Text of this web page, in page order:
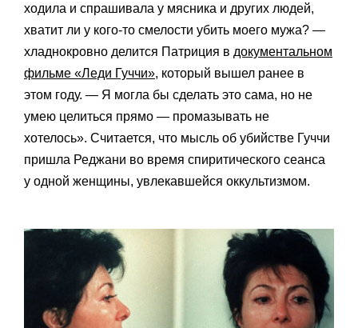
ходила и спрашивала у мясника и других людей,
хватит ли у кого-то смелости убить моего мужа? —
хладнокровно делится Патриция в документальном
фильме «Леди Гуччи», который вышел ранее в
этом году. — Я могла бы сделать это сама, но не
умею целиться прямо — промазывать не
хотелось». Считается, что мысль об убийстве Гуччи
пришла Реджани во время спиритического сеанса
у одной женщины, увлекавшейся оккультизмом.